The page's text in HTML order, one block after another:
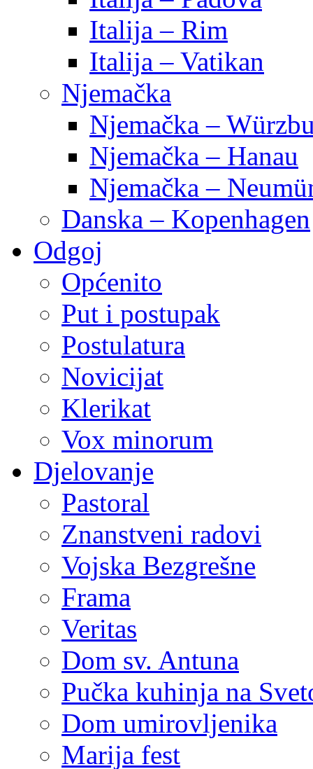
Italija – Rim
Italija – Vatikan
Njemačka
Njemačka –
Njemačka – Hanau
Njemačka –
Danska – Kopenhagen
Odgoj
Općenito
Put i postupak
Postulatura
Novicijat
Klerikat
Vox minorum
Djelovanje
Pastoral
Znanstveni radovi
Vojska Bezgrešne
Frama
Veritas
Dom sv. Antuna
Pučka kuhinja na
Dom umirovljenika
Marija fest